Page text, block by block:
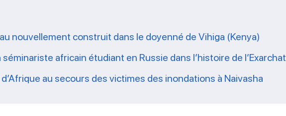
nouvellement construit dans le doyenné de Vihiga (Kenya)
africain étudiant en Russie dans l’histoire de l’Exarchat
d’Afrique au secours des victimes des inondations à Naivasha